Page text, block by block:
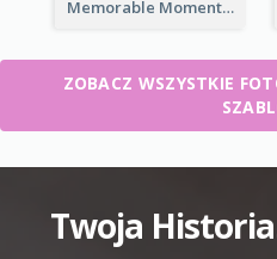
Memorable Moments Yearbook Photo Book
ZOBACZ WSZYSTKIE
Twoja